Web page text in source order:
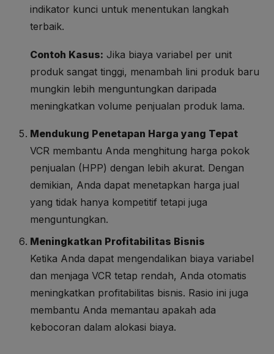
indikator kunci untuk menentukan langkah
terbaik.
Contoh Kasus: Jika biaya variabel per unit
produk sangat tinggi, menambah lini produk baru
mungkin lebih menguntungkan daripada
meningkatkan volume penjualan produk lama.
Mendukung Penetapan Harga yang Tepat
VCR membantu Anda menghitung harga pokok
penjualan (HPP) dengan lebih akurat. Dengan
demikian, Anda dapat menetapkan harga jual
yang tidak hanya kompetitif tetapi juga
menguntungkan.
Meningkatkan Profitabilitas Bisnis
Ketika Anda dapat mengendalikan biaya variabel
dan menjaga VCR tetap rendah, Anda otomatis
meningkatkan profitabilitas bisnis. Rasio ini juga
membantu Anda memantau apakah ada
kebocoran dalam alokasi biaya.